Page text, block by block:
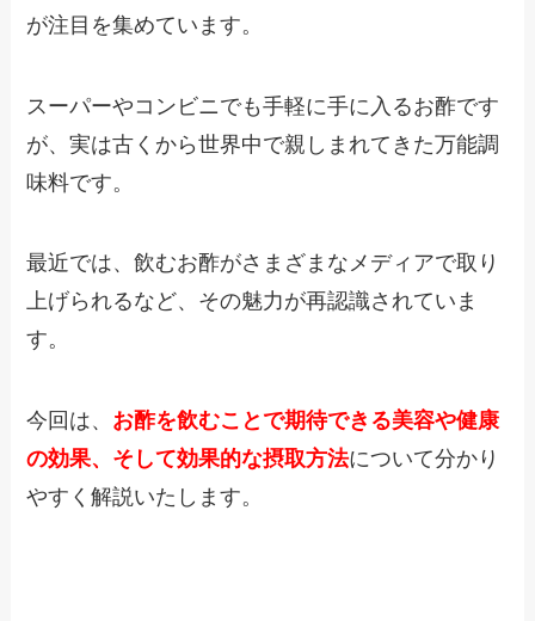
が注目を集めています。
スーパーやコンビニでも手軽に手に入るお酢です
が、実は古くから世界中で親しまれてきた万能調
味料です。
最近では、飲むお酢がさまざまなメディアで取り
上げられるなど、その魅力が再認識されていま
す。
今回は、 お酢を飲むことで期待できる美容や健康
の効果、そして効果的な摂取方法について分かり
やすく解説いたします。